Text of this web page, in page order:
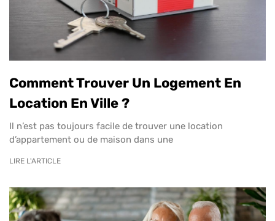
Comment Trouver Un Logement En
Location En Ville ?
Il n’est pas toujours facile de trouver une location
d’appartement ou de maison dans une
LIRE L'ARTICLE